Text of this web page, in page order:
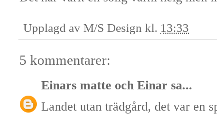
Upplagd av M/S Design kl. 13:33
5 kommentarer:
Einars matte och Einar sa...
Landet utan trädgård, det var en